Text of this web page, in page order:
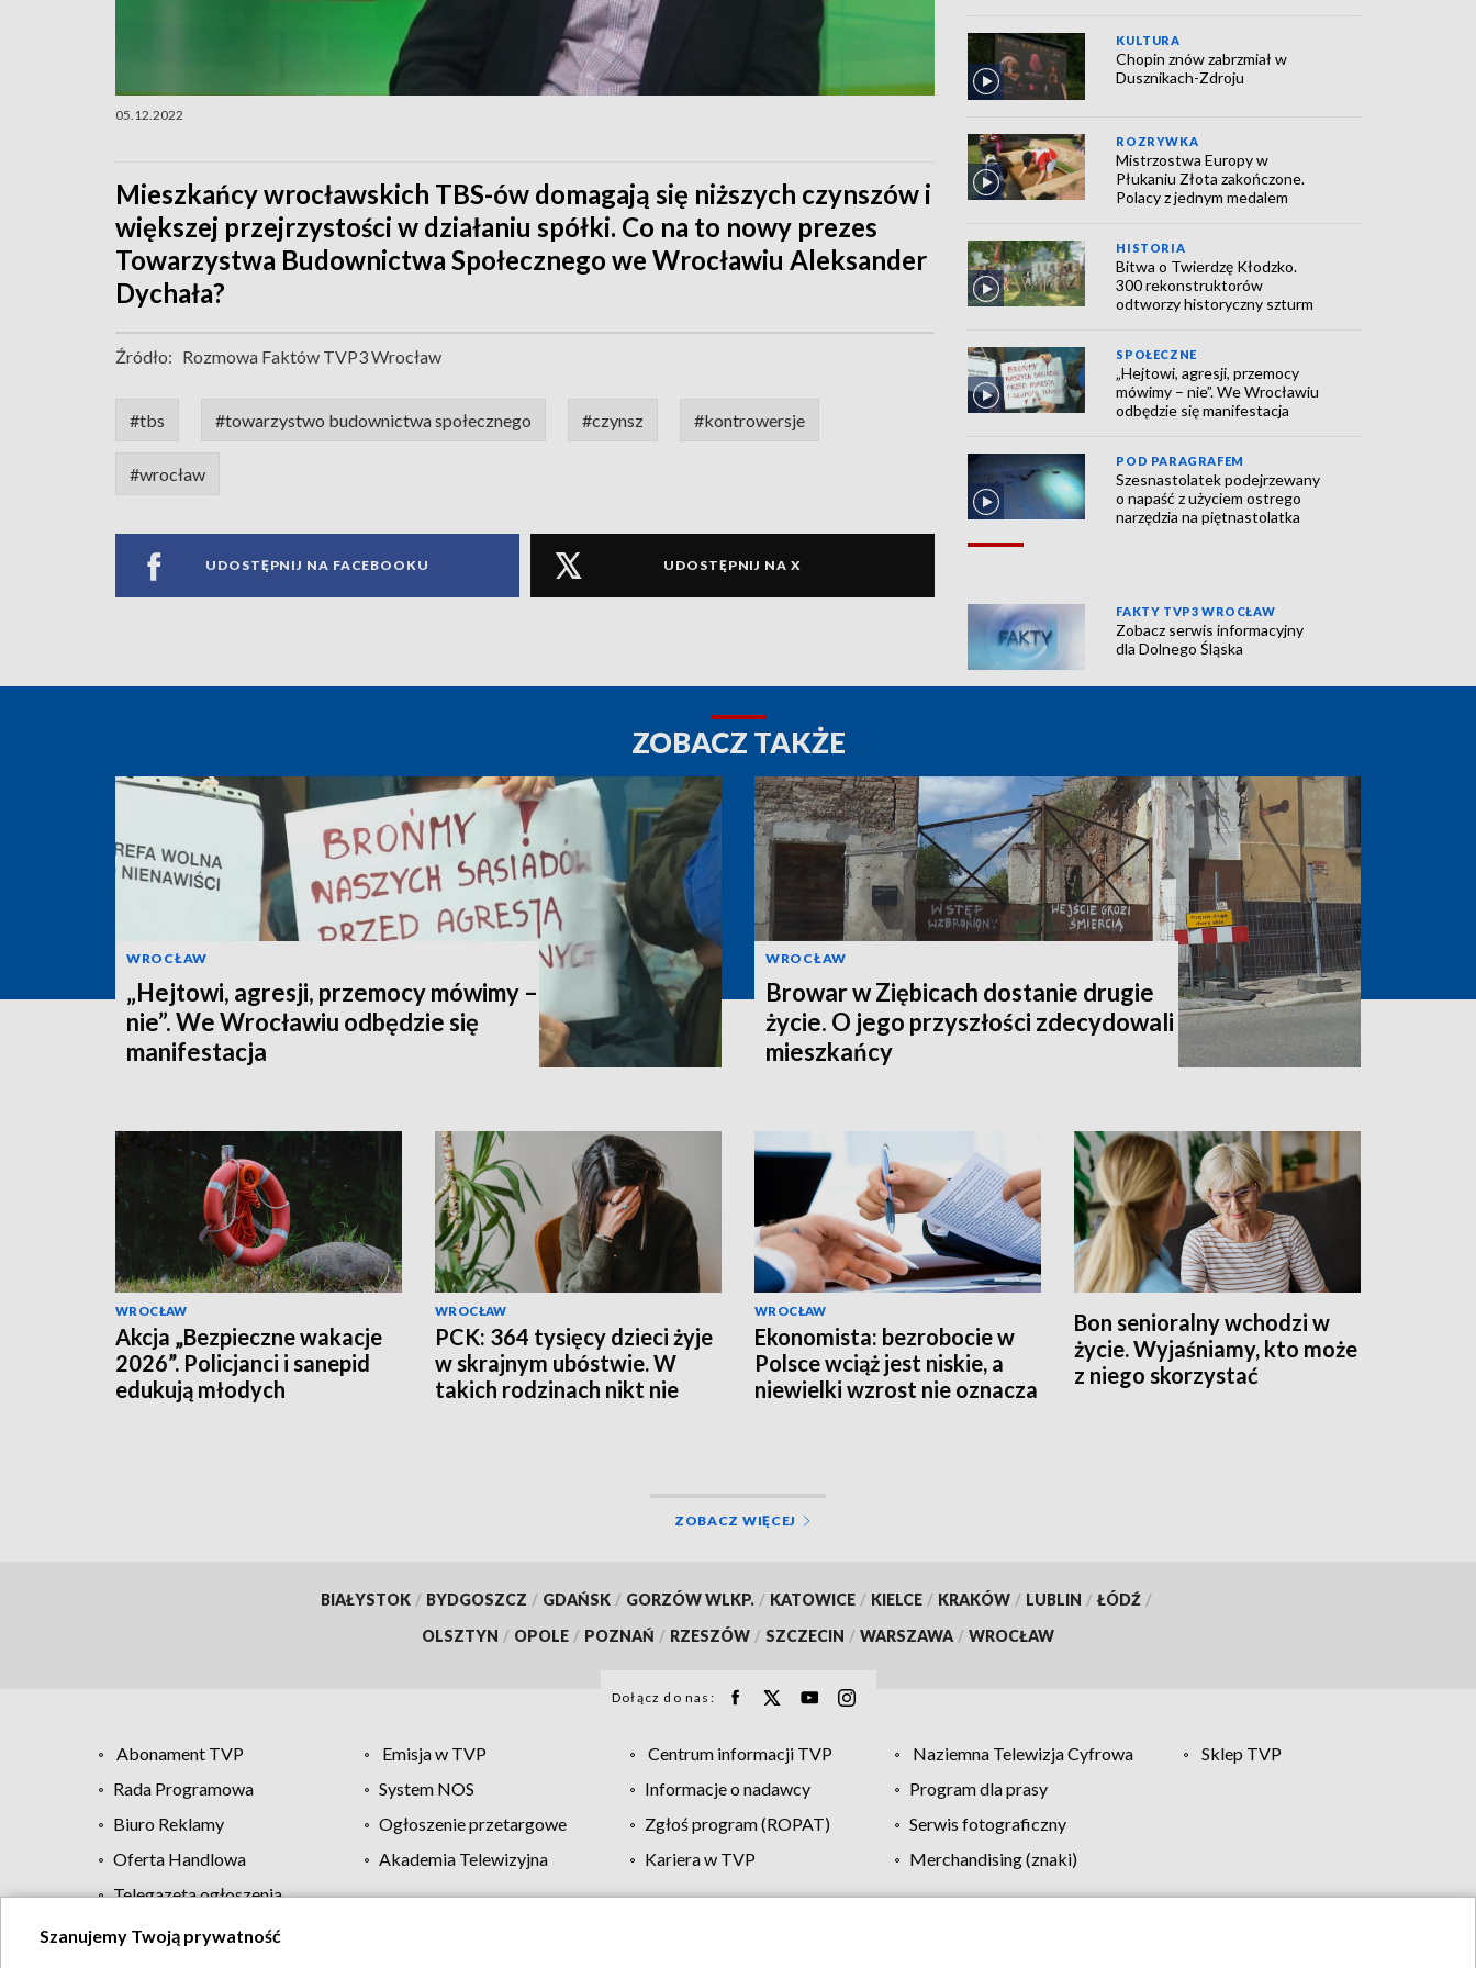
05.12.2022
Mieszkańcy wrocławskich TBS-ów domagają się niższych czynszów i
większej przejrzystości w działaniu spółki. Co na to nowy prezes
Towarzystwa Budownictwa Społecznego we Wrocławiu Aleksander
Dychała?
Źródło: Rozmowa Faktów TVP3 Wrocław
#tbs #towarzystwo budownictwa społecznego #czynsz #kontrowersje
#wrocław
UDOSTĘPNIJ NA FACEBOOKU UDOSTĘPNIJ NA X
KULTURA
Chopin znów zabrzmiał w
Dusznikach-Zdroju
ROZRYWKA
Mistrzostwa Europy w
Płukaniu Złota zakończone.
Polacy z jednym medalem
HISTORIA
Bitwa o Twierdzę Kłodzko.
300 rekonstruktorów
odtworzy historyczny szturm
SPOŁECZNE
„Hejtowi, agresji, przemocy
mówimy – nie”. We Wrocławiu
odbędzie się manifestacja
POD PARAGRAFEM
Szesnastolatek podejrzewany
o napaść z użyciem ostrego
narzędzia na piętnastolatka
FAKTY TVP3 WROCŁAW
Zobacz serwis informacyjny
dla Dolnego Śląska
ZOBACZ TAKŻE
WROCŁAW
„Hejtowi, agresji, przemocy mówimy –
nie”. We Wrocławiu odbędzie się
manifestacja
WROCŁAW
Browar w Ziębicach dostanie drugie
życie. O jego przyszłości zdecydowali
mieszkańcy
WROCŁAW
Akcja „Bezpieczne wakacje
2026”. Policjanci i sanepid
edukują młodych
WROCŁAW
PCK: 364 tysięcy dzieci żyje
w skrajnym ubóstwie. W
takich rodzinach nikt nie
WROCŁAW
Ekonomista: bezrobocie w
Polsce wciąż jest niskie, a
niewielki wzrost nie oznacza
Bon senioralny wchodzi w
życie. Wyjaśniamy, kto może
z niego skorzystać
ZOBACZ WIĘCEJ
BIAŁYSTOK / BYDGOSZCZ / GDAŃSK / GORZÓW WLKP. / KATOWICE / KIELCE / KRAKÓW / LUBLIN / ŁÓDŹ /
OLSZTYN / OPOLE / POZNAŃ / RZESZÓW / SZCZECIN / WARSZAWA / WROCŁAW
Dołącz do nas:
Abonament TVP Emisja w TVP Centrum informacji TVP Naziemna Telewizja Cyfrowa
Sklep TVP
Rada Programowa
System NOS Informacje o nadawcy
Program dla prasy
Biuro Reklamy
Ogłoszenie przetargowe Zgłoś program (ROPAT)
Serwis fotograficzny
Oferta Handlowa
Akademia Telewizyjna Kariera w TVP
Merchandising (znaki)
Telegazeta ogłoszenia
Szanujemy Twoją prywatność